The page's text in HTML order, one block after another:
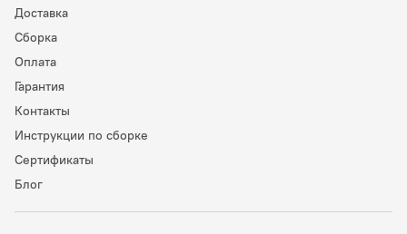
Доставка
Сборка
Оплата
Гарантия
Контакты
Инструкции по сборке
Сертификаты
Блог